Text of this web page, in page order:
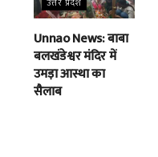
उत्तर प्रदेश
Unnao News: बाबा
बलखंडेश्वर मंदिर में
उमड़ा आस्था का
सैलाब